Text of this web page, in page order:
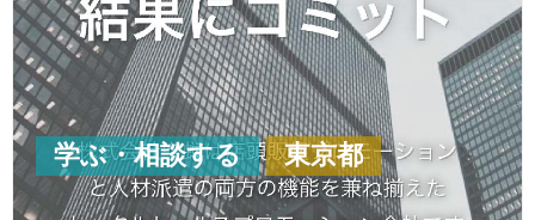
学ぶ・相談する 東京都